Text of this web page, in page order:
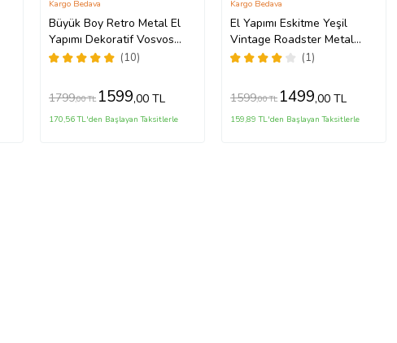
Büyük Boy Retro Metal El
Yapımı Dekoratif Vosvos
Karavan Minibüs
(10)
Kargo Bedava
1799,00 TL 1599,00 TL
170,56 TL'den Başlayan Taksitlerle
El Yapımı Eskitme Yeşil
Vintage Roadster Metal
Dekoratif Araba Biblo -
Otomobil Koleksiyonluk
(1)
Kargo Bedava
1599,00 TL 1499,00 TL
159,89 TL'den Başlayan Taksitlerle